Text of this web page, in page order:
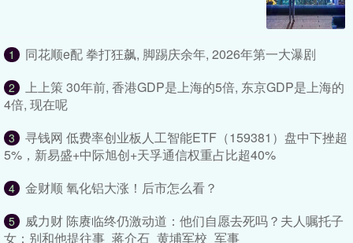
1 同花顺e配 拳打狂飙, 脚踢庆余年, 2026年第一大瀑剧
2
上上策 30年前, 香港GDP是上海的5倍, 东京GDP是上海的
4倍, 现在呢
3
寻钱网 低费率创业板人工智能ETF（159381）盘中下挫超
5%，新易盛+中际旭创+天孚通信权重占比超40%
4 金财顺 氧化铝大涨！后市怎么看？
5
威力财 陈赓临终仍激动道：他们自愿去死吗？夫人嘱托子
女：别和他提往事_蒋介石_黄埔军校_军事